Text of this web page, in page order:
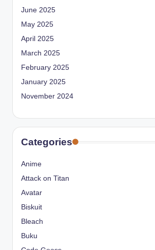
June 2025
May 2025
April 2025
March 2025
February 2025
January 2025
November 2024
Categories
Anime
Attack on Titan
Avatar
Biskuit
Bleach
Buku